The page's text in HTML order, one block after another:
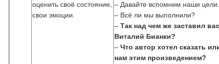
оценить своё состояние,
свои эмоции.
– Давайте вспомним наши
– Всё ли мы выполнили?
–Так над чем же заставил
Виталий Бианки?
– Что автор хотел сказать
нам этим произведением?